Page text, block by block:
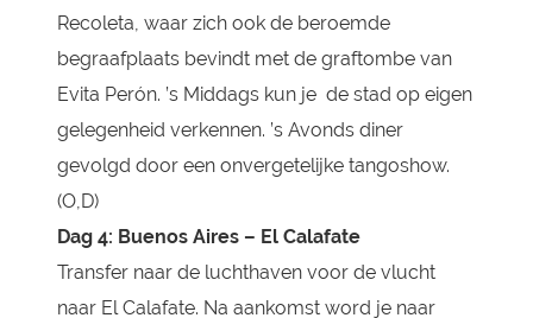
Recoleta, waar zich ook de beroemde
begraafplaats bevindt met de graftombe van
Evita Perón. ’s Middags kun je de stad op eigen
gelegenheid verkennen. ’s Avonds diner
gevolgd door een onvergetelijke tangoshow.
(O,D)
Dag 4: Buenos Aires – El Calafate
Transfer naar de luchthaven voor de vlucht
naar El Calafate. Na aankomst word je naar